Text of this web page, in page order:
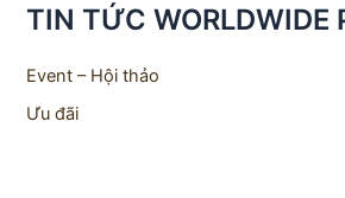
r
TIN TỨC WORLDWIDE
Event – Hội thảo
Ưu đãi